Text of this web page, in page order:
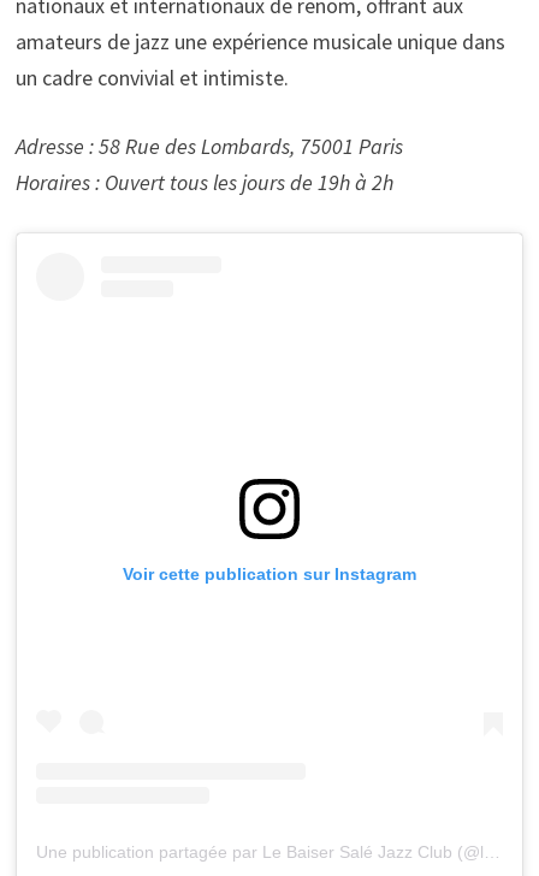
nationaux et internationaux de renom, offrant aux
amateurs de jazz une expérience musicale unique dans
un cadre convivial et intimiste.
Adresse : 58 Rue des Lombards, 75001 Paris
Horaires : Ouvert tous les jours de 19h à 2h
Voir cette publication sur Instagram
Une publication partagée par Le Baiser Salé Jazz Club (@lebaisersale)